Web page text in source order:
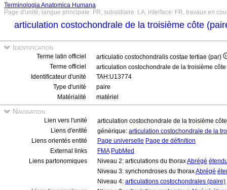
Terminologia Anatomica Humana
Page d'unité, langue principale: FR, subsidiaire: LA, interface: FR, travaux en
articulation costochondrale de la troisième côte
Identification
Terme latin officiel
articulatio costochondralis costae tertiae (par)
Terme officiel
articulation costochondrale de la troisième
Identificateur d'unité
TAH:U13774
Type d'unité
paire
Matérialité
matériel
Navigation
Lien vers l'unité
articulation costochondrale de la troisième
Liens d'entité
générique: articulation costochondrale de la
Liens orientés entité
Page universelle Page de définition
External links
FMA PubMed
Liens partonomiques
Niveau 2: articulations du thoraxAbrégé
Niveau 3: synchondroses du thoraxAbrégé
Niveau 4: articulations costochondrales (paire)